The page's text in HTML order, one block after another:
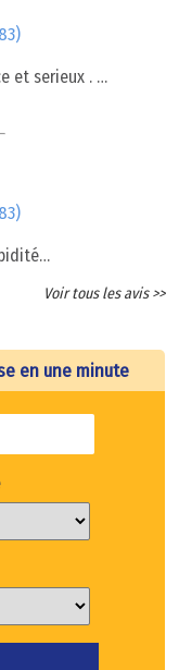
et serieux . …
Voir tous les avis >>
en une minute